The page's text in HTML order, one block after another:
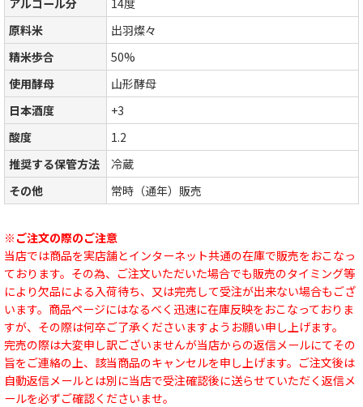
原料米
出羽燦々
精米歩合
50%
使用酵母
山形酵母
日本酒度
+3
酸度
1.2
推奨する保管方法
冷蔵
その他
常時（通年）販売
※ご注文の際のご注意
当店では商品を実店舗とインターネット共通の在庫で販売をおこなっ
ております。その為、ご注文いただいた場合でも販売のタイミング等
により欠品による入荷待ち、又は完売して受注が出来ない場合もござ
います。商品ページにはなるべく迅速に在庫反映をおこなっておりま
すが、その際は何卒ご了承くださいますようお願い申し上げます。
完売の際は大変申し訳ございませんが当店からの返信メールにてその
旨をご連絡の上、該当商品のキャンセルを申し上げます。ご注文後は
自動返信メールとは別に当店で受注確認後に送らせていただく返信メ
ールを必ずご確認くださいませ。